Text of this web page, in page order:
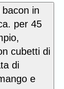
in
per 45
cubetti di
di
e